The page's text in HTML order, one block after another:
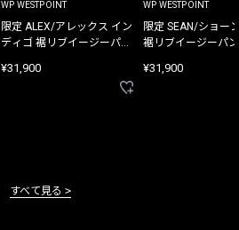
WP WESTPOINT
限定 ALEX/アレックス イン
ディゴ 裾リブイージーパン
¥31,900
WP WESTPOINT
限定 SEAN/ショー
裾リブイージーパ
¥31,900
すべて見る